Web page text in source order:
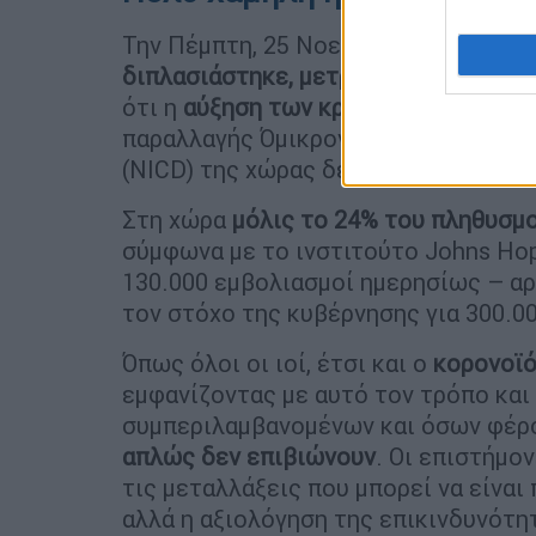
Την Πέμπτη, 25 Νοεμβρίου, ο
διπλασιάστηκε, μετρώντας 2.465
ότι η αύξηση των κρουσμάτων
παραλλαγής Όμικρον, παρότι το
(NICD) της χώρας δεν απέδωσε εκεί
Στη χώρα μόλις το 24% του
σύμφωνα με το ινστιτούτο Johns
130.000 εμβολιασμοί ημερησίως –
τον στόχο της κυβέρνησης για
Όπως όλοι οι ιοί, έτσι και ο
εμφανίζοντας με αυτό τον τρόπο
συμπεριλαμβανομένων και όσων
απλώς δεν επιβιώνουν. Οι
τις μεταλλάξεις που μπορεί να
αλλά η αξιολόγηση της